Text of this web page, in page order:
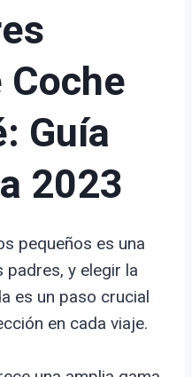
Guía
2023
pequeños es una
y elegir la
es un paso crucial
en cada viaje.